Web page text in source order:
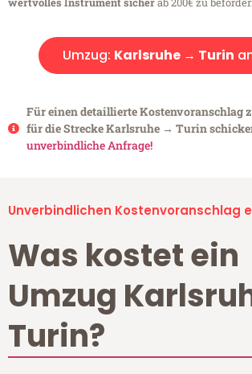
Umzug: Karlsruhe → Turin
Für einen detaillierte Kostenvoranschlag
für die Strecke Karlsruhe → Turin
unverbindliche Anfrage!
Unverbindlichen Kostenvoranschlag
Was kostet ein
Umzug
Turin?